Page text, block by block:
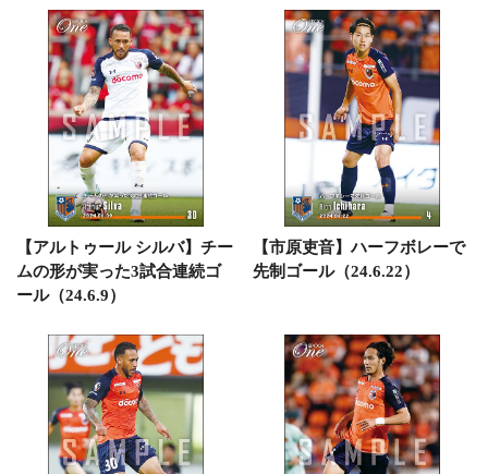
【アルトゥール シルバ】チー
ムの形が実った3試合連続ゴ
ール（24.6.9）
【市原吏音】ハーフボレーで
先制ゴール（24.6.22）